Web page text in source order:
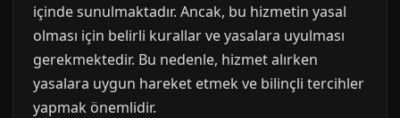
içinde sunulmaktadır. Ancak, bu hizmetin yasal
olması için belirli kurallar ve yasalara uyulması
gerekmektedir. Bu nedenle, hizmet alırken
yasalara uygun hareket etmek ve bilinçli tercihler
yapmak önemlidir.